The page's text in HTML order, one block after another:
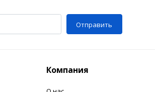
Отправить
Компания